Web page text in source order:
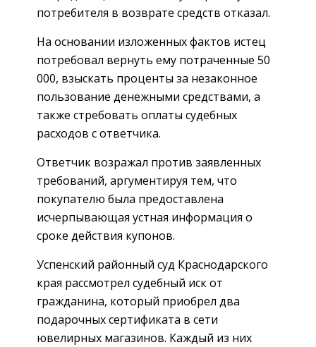
потребителя в возврате средств отказал.
На основании изложенных фактов истец
потребовал вернуть ему потраченные 50
000, взыскать проценты за незаконное
пользование денежными средствами, а
также стребовать оплаты судебных
расходов с ответчика.
Ответчик возражал против заявленных
требований, аргументируя тем, что
покупателю была предоставлена
исчерпывающая устная информация о
сроке действия купонов.
Успенский районный суд Краснодарского
края рассмотрел судебный иск от
гражданина, который приобрел два
подарочных сертификата в сети
ювелирных магазинов. Каждый из них